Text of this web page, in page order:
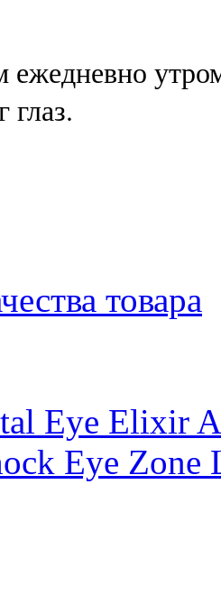
ежедневно
глаз.
товара
Eye Elixir
Eye